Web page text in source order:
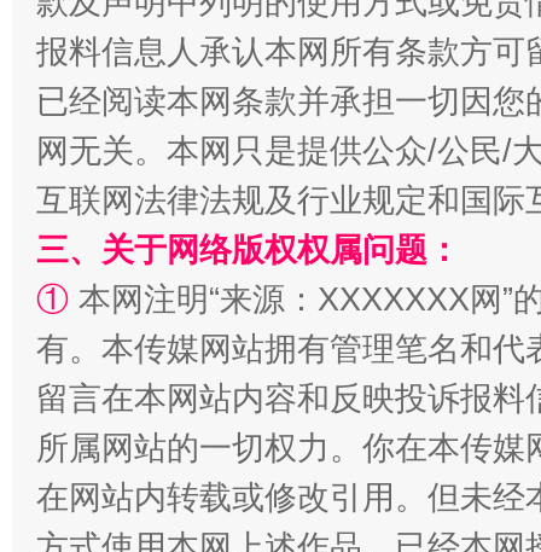
全民健身五年计划来了！等你上场
阿坝州三大球赛在茂县开幕 规模
报料信息人承认本网所有条款方
已经阅读本网条款并承担一切因
网无关。本网只是提供公众/公民/
互联网法律法规及行业规定和国
三、关于网络版权权属问题：
① 本网注明“来源：XXXXXXX网”
有。本传媒网站拥有管理笔名和
留言在本网站内容和反映投诉报
所属网站的一切权力。你在本传
在网站内转载或修改引用。但未